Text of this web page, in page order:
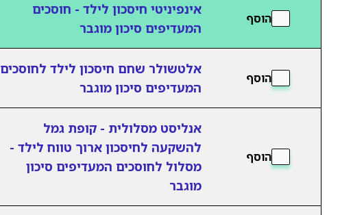
הוסף
אינפיניטי חיסכון לילד - חוסכים
המעדיפים סיכון מוגבר
הוסף
אלטשולר שחם חיסכון לילד לחוסכים
המעדיפים סיכון מוגבר
הוסף
אנליסט מסלולית - קופת גמל
להשקעה לחיסכון ארוך טווח לילד -
מסלול לחוסכים המעדיפים סיכון
מוגבר